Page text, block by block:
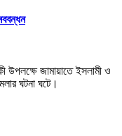
উপলক্ষে জামায়াতে ইসলামী ও
ঘটনা ঘটে।